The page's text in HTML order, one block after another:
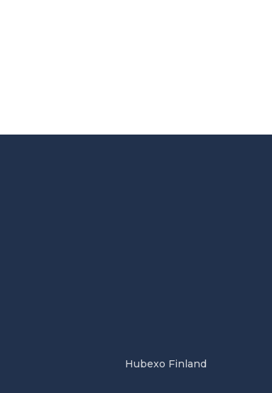
Hubexo Finland